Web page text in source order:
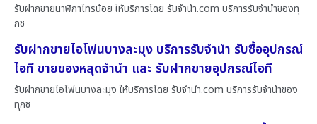
รับฝากขายนาฬิกาไทรน้อย ให้บริการโดย รับจํานํา.com บริการรับจำนำของทุ
กช
รับฝากขายไอโฟนบางละมุง บริการรับจำนำ รับซื้ออุปกรณ์
ไอที ขายของหลุดจำนำ และ รับฝากขายอุปกรณ์ไอที
รับฝากขายไอโฟนบางละมุง ให้บริการโดย รับจํานํา.com บริการรับจำนำของ
ทุกช